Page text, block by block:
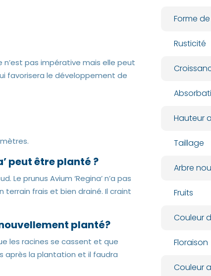
n’est pas impérative mais elle peut
favorisera le développement de
peut être planté ?
prunus Avium ‘Regina’ n’a pas
terrain frais et bien drainé. Il craint
planté?
les racines se cassent et que
après la plantation et il faudra
Forme
Rusticité
Hauteur
Taillage
Arbre
Fruits
Couleur
Floraison
Couleur